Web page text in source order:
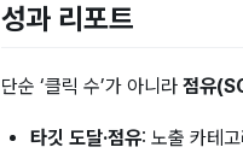
성과 리포트
단순 ‘클릭 수’가 아니라 점유
타깃 도달·점유: 노출 카테